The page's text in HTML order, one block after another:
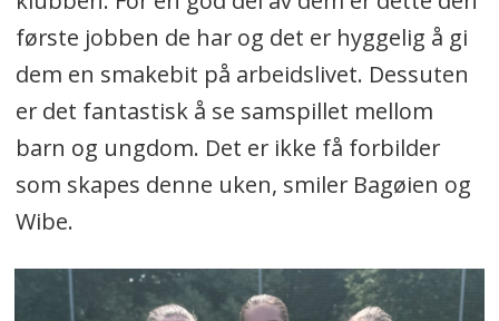
første jobben de har og det er hyggelig å gi
dem en smakebit på arbeidslivet. Dessuten
er det fantastisk å se samspillet mellom
barn og ungdom. Det er ikke få forbilder
som skapes denne uken, smiler Bagøien og
Wibe.